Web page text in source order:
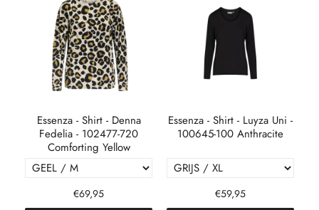
Essenza - Shirt - Denna
Fedelia - 102477-720
Comforting Yellow
€69,95
Essenza - Shirt - Luyza Uni -
100645-100 Anthracite
€59,95